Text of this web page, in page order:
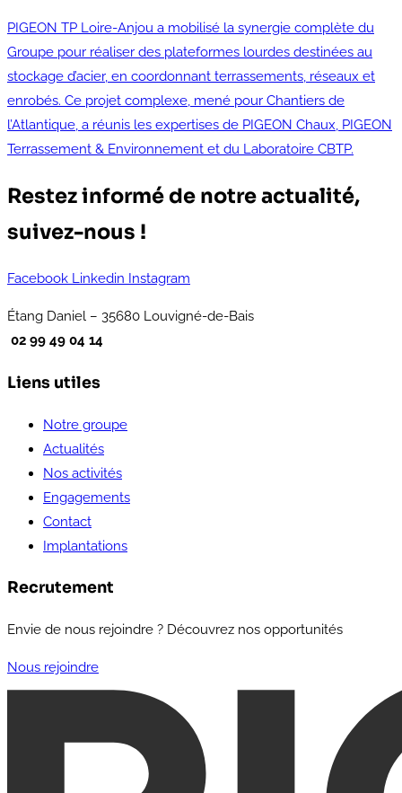
PIGEON TP Loire-Anjou a mobilisé la synergie complète du
Groupe pour réaliser des plateformes lourdes destinées au
stockage d’acier, en coordonnant terrassements, réseaux et
enrobés. Ce projet complexe, mené pour Chantiers de
l’Atlantique, a réunis les expertises de PIGEON Chaux, PIGEON
Terrassement & Environnement et du Laboratoire CBTP.
Restez informé de notre actualité,
suivez-nous !
Facebook Linkedin Instagram
Étang Daniel – 35680 Louvigné-de-Bais
02 99 49 04 14
Liens utiles
Notre groupe
Actualités
Nos activités
Engagements
Contact
Implantations
Recrutement
Envie de nous rejoindre ? Découvrez nos opportunités
Nous rejoindre